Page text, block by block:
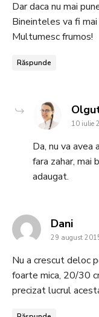
Dar daca nu mai
Bineinteles va fi
Multumesc frumos!
Răspunde
10 iulie
Da, nu va
fara zahar, mai
adaugat.
Danisays:
29 august
Nu a crescut deloc
foarte mica, 20/30
precizat lucrul